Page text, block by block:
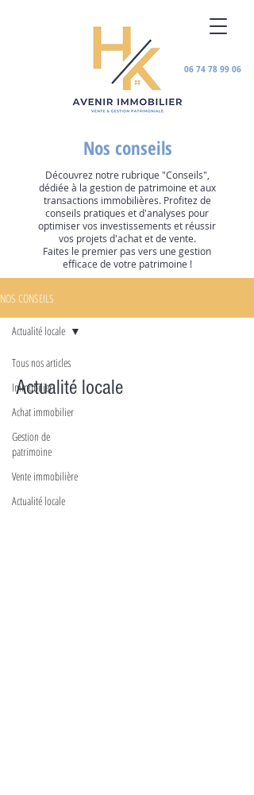
06 74 78 99 06
Nos conseils
Découvrez notre rubrique "Conseils",
dédiée à la gestion de patrimoine et aux
transactions immobilières. Profitez de
conseils pratiques et d'analyses pour
optimiser vos investissements et réussir
vos projets d'achat et de vente.
Faites le premier pas vers une gestion
efficace de votre patrimoine !
NOS CONSEILS
Tous nos articles
Immobilier
Achat immobilier
Gestion de
patrimoine
Vente immobilière
Actualité locale
Actualité locale
Actualité locale